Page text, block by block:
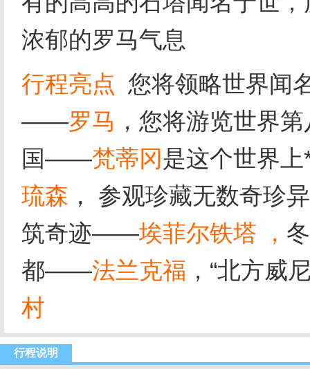
浓郁的罗马气息
行程亮点 您将领略世界闻
——罗马 ，您将游览世界
国——梵蒂冈 是这个世界
琉森 ， 参观珍藏无数奇珍
筑奇迹——埃菲尔铁塔 ，
都——法兰克福 ，“北方
村
行程说明